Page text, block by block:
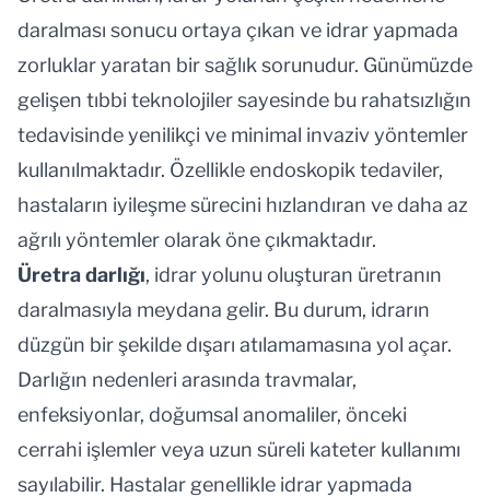
daralması sonucu ortaya çıkan ve idrar yapmada
zorluklar yaratan bir sağlık sorunudur. Günümüzde
gelişen tıbbi teknolojiler sayesinde bu rahatsızlığın
tedavisinde yenilikçi ve minimal invaziv yöntemler
kullanılmaktadır. Özellikle endoskopik tedaviler,
hastaların iyileşme sürecini hızlandıran ve daha az
ağrılı yöntemler olarak öne çıkmaktadır.
Üretra darlığı, idrar yolunu oluşturan üretranın
daralmasıyla meydana gelir. Bu durum, idrarın
düzgün bir şekilde dışarı atılamamasına yol açar.
Darlığın nedenleri arasında travmalar,
enfeksiyonlar, doğumsal anomaliler, önceki
cerrahi işlemler veya uzun süreli kateter kullanımı
sayılabilir. Hastalar genellikle idrar yapmada